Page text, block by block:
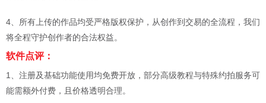
4、所有上传的作品均受严格版权保护，从创作到交易的全流程，我们
将全程守护创作者的合法权益。
软件点评：
1、注册及基础功能使用均免费开放，部分高级教程与特殊约拍服务可
能需额外付费，且价格透明合理。